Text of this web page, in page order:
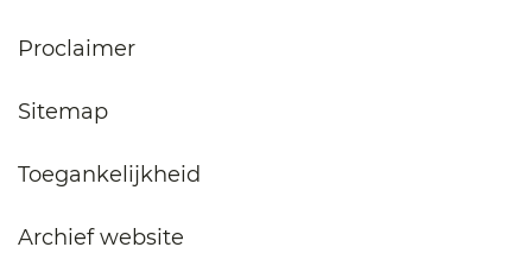
Proclaimer
Sitemap
Toegankelijkheid
Archief website